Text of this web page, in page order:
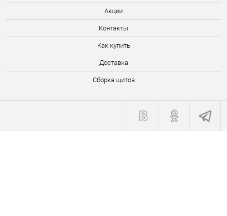
Акции
Контакты
Как купить
Доставка
Сборка щитов